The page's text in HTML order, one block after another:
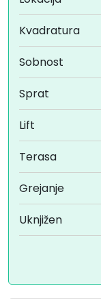
Kvadratura
Sobnost
Sprat
Lift
Terasa
Grejanje
Uknjižen